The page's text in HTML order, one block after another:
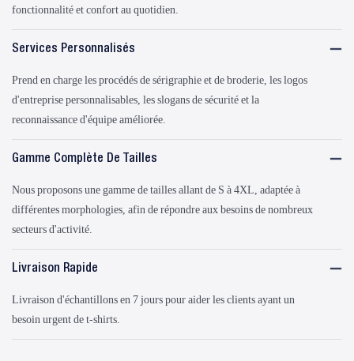
fonctionnalité et confort au quotidien.
Services Personnalisés
Prend en charge les procédés de sérigraphie et de broderie, les logos
d'entreprise personnalisables, les slogans de sécurité et la
reconnaissance d'équipe améliorée.
Gamme Complète De Tailles
Nous proposons une gamme de tailles allant de S à 4XL, adaptée à
différentes morphologies, afin de répondre aux besoins de nombreux
secteurs d'activité.
Livraison Rapide
Livraison d'échantillons en 7 jours pour aider les clients ayant un
besoin urgent de t-shirts.